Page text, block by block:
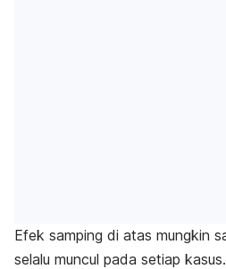
Efek samping di atas mungkin
selalu muncul pada setiap